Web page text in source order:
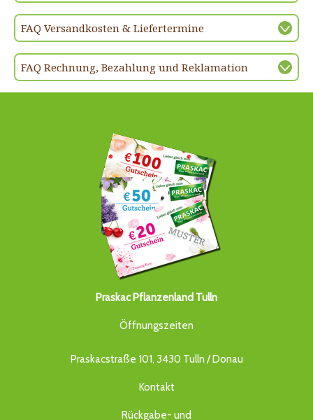
FAQ Versandkosten & Liefertermine
FAQ Rechnung, Bezahlung und Reklamation
Praskac Pflanzenland Tulln
Öffnungszeiten
Praskacstraße 101, 3430 Tulln / Donau
Kontakt
Rückgabe- und